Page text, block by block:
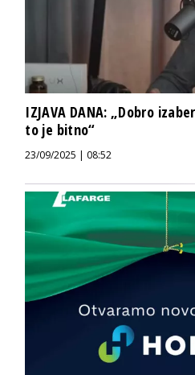
IZJAVA DANA: „Dobro
to je bitno“
23/09/2025 | 08:52